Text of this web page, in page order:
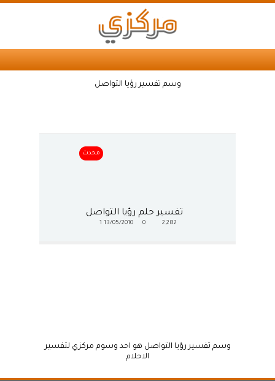
وسم تفسير رؤيا التواصل
محدث
تفسير حلم رؤيا التواصل
2,282
13/05/2010
1
وسم تفسير رؤيا التواصل هو احد وسوم مركزي لتفسير
الاحلام